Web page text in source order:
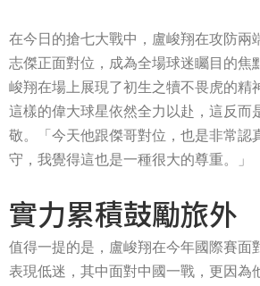
在今日的搶七大戰中，盧峻翔在攻防兩
志傑正面對位，成為全場球迷矚目的焦
峻翔在場上展現了初生之犢不畏虎的精
這樣的偉大球星依然全力以赴，這反而
敬。「今天他跟傑哥對位，也是非常認
守，我覺得這也是一種很大的尊重。」
實力累積鼓勵旅外
值得一提的是，盧峻翔在今年國際賽面
表現低迷，其中面對中國一戰，更因為